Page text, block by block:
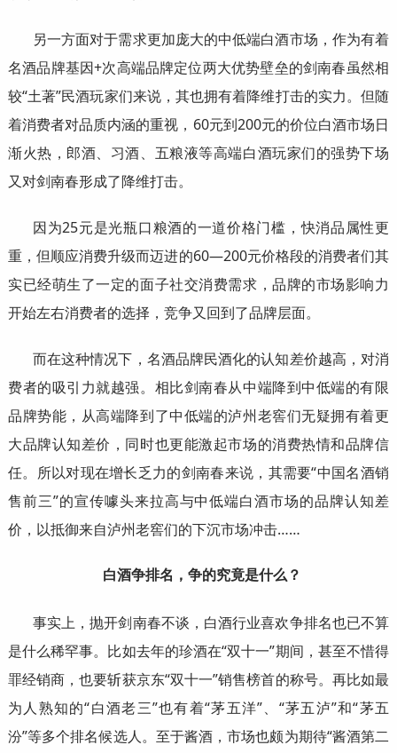
另一方面对于需求更加庞大的中低端白酒市场，作为有着
名酒品牌基因+次高端品牌定位两大优势壁垒的剑南春虽然相
较“土著”民酒玩家们来说，其也拥有着降维打击的实力。但随
着消费者对品质内涵的重视，60元到200元的价位白酒市场日
渐火热，郎酒、习酒、五粮液等高端白酒玩家们的强势下场
又对剑南春形成了降维打击。
因为25元是光瓶口粮酒的一道价格门槛，快消品属性更
重，但顺应消费升级而迈进的60—200元价格段的消费者们其
实已经萌生了一定的面子社交消费需求，品牌的市场影响力
开始左右消费者的选择，竞争又回到了品牌层面。
而在这种情况下，名酒品牌民酒化的认知差价越高，对消
费者的吸引力就越强。相比剑南春从中端降到中低端的有限
品牌势能，从高端降到了中低端的泸州老窖们无疑拥有着更
大品牌认知差价，同时也更能激起市场的消费热情和品牌信
任。所以对现在增长乏力的剑南春来说，其需要“中国名酒销
售前三”的宣传噱头来拉高与中低端白酒市场的品牌认知差
价，以抵御来自泸州老窖们的下沉市场冲击……
白酒争排名，争的究竟是什么？
事实上，抛开剑南春不谈，白酒行业喜欢争排名也已不算
是什么稀罕事。比如去年的珍酒在“双十一”期间，甚至不惜得
罪经销商，也要斩获京东“双十一”销售榜首的称号。再比如最
为人熟知的“白酒老三”也有着“茅五洋”、“茅五泸”和“茅五
汾”等多个排名候选人。至于酱酒，市场也颇为期待“酱酒第二